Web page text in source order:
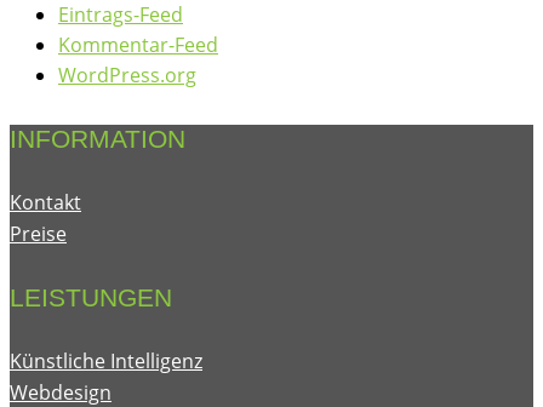
Eintrags-Feed
Kommentar-Feed
WordPress.org
INFORMATION
Kontakt
Preise
LEISTUNGEN
Künstliche Intelligenz
Webdesign